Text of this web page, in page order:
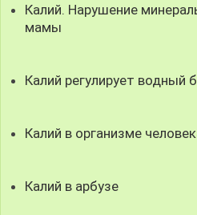
Калий. Нарушение
мамы
Калий регулирует водный
Калий в организме
Калий в арбузе